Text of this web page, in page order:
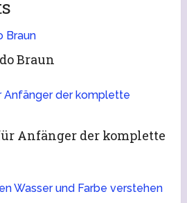
Braun
Anfänger der komplette